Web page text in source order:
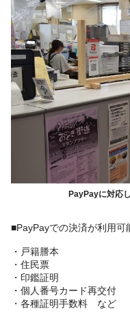
PayPayに対応
■PayPayでの決済が利用可
・戸籍謄本
・住民票
・印鑑証明
・個人番号カード再交付
・各種証明手数料 など